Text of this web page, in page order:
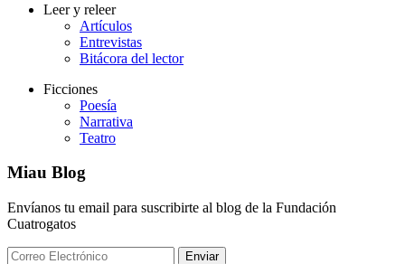
Leer y releer
Artículos
Entrevistas
Bitácora del lector
Ficciones
Poesía
Narrativa
Teatro
Miau Blog
Envíanos tu email para suscribirte al blog de la Fundación
Cuatrogatos